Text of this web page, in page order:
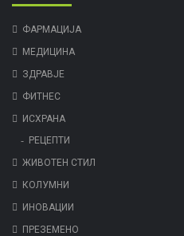
ФАРМАЦИЈА
МЕДИЦИНА
ЗДРАВЈЕ
ФИТНЕС
ИСХРАНА
РЕЦЕПТИ
ЖИВОТЕН СТИЛ
КОЛУМНИ
ИНОВАЦИИ
ПРЕЗЕМЕНО